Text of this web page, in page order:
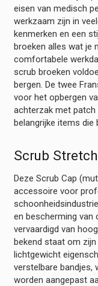
eisen van medisch
werkzaam zijn in
kenmerken en een
broeken alles wat je
comfortabele
scrub broeken
bergen. De twee
voor het opbergen
achterzak met
belangrijke items die
Scrub
Deze Scrub Cap
accessoire voor
en bescherming van
vervaardigd van
bekend staat om
lichtgewicht
verstelbare bandjes,
worden aangepast